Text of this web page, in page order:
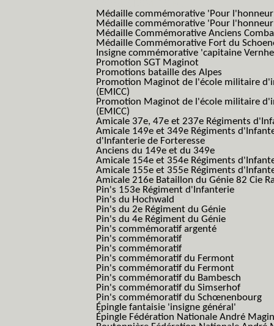
Médaille commémorative 'Pour
Médaille commémorative 'Pour
Médaille Commémorative Anciens
Médaille Commémorative Fort du
Insigne commémorative 'capitaine
Promotion SGT Maginot
Promotions bataille des Alpes
Promotion Maginot de l'école militaire
(EMICC)
Promotion Maginot de l'école militaire
(EMICC)
Amicale 37e, 47e et 237e Régiments
Amicale 149e et 349e Régiments
d'Infanterie de Forteresse
Anciens du 149e et du 349e
Amicale 154e et 354e Régiments
Amicale 155e et 355e Régiments
Amicale 216e Bataillon du Génie 82 Cie
Pin's 153e Régiment d'Infanterie
Pin's du Hochwald
Pin's du 2e Régiment du Génie
Pin's du 4e Régiment du Génie
Pin's commémoratif argenté
Pin's commémoratif
Pin's commémoratif
Pin's commémoratif du Fermont
Pin's commémoratif du Fermont
Pin's commémoratif du Bambesch
Pin's commémoratif du Simserhof
Pin's commémoratif du Schœnenbourg
Épingle fantaisie 'insigne général'
Épingle Fédération Nationale André